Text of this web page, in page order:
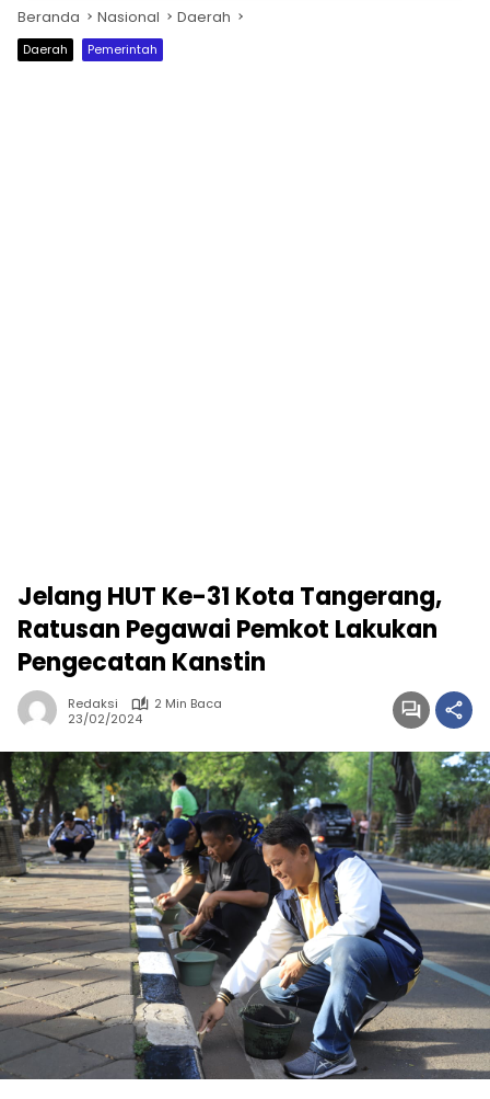
Beranda Nasional Daerah
Daerah Pemerintah
Jelang HUT Ke-31 Kota Tangerang,
Ratusan Pegawai Pemkot Lakukan
Pengecatan Kanstin
Redaksi
2 Min Baca
23/02/2024